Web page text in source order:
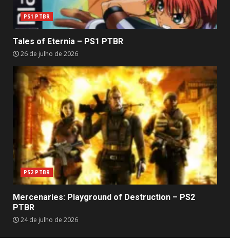
PS1 PTBR
Tales of Eternia – PS1 PTBR
26 de julho de 2026
PS2 PTBR
Mercenaries: Playground of Destruction – PS2
PTBR
24 de julho de 2026